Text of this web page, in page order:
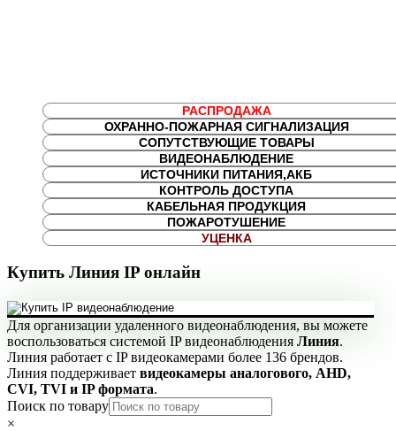
РАСПРОДАЖА
ОХРАННО-ПОЖАРНАЯ СИГНАЛИЗАЦИЯ
СОПУТСТВУЮЩИЕ ТОВАРЫ
ВИДЕОНАБЛЮДЕНИЕ
ИСТОЧНИКИ ПИТАНИЯ,АКБ
КОНТРОЛЬ ДОСТУПА
КАБЕЛЬНАЯ ПРОДУКЦИЯ
ПОЖАРОТУШЕНИЕ
УЦЕНКА
Купить Линия IP онлайн
Для организации удаленного видеонаблюдения, вы можете
воспользоваться системой IP видеонаблюдения Линия.
Линия работает с IP видеокамерами более 136 брендов.
Линия поддерживает видеокамеры аналогового, AHD,
CVI, TVI и IP формата.
Поиск по товару
×